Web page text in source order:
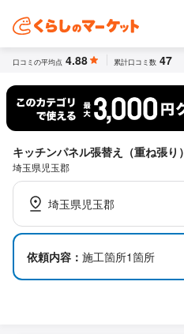
口コミの平均点 4.88 累計口コミ数 47
キッチンパネル張替え（重ね張り）
埼玉県児玉郡
埼玉県児玉郡
依頼内容： 施工箇所1箇所